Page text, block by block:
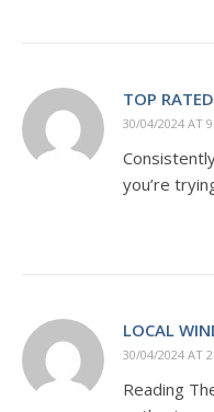
TOP
30/04/2024 AT
you’re
LOCAL
30/04/2024 AT
Reading